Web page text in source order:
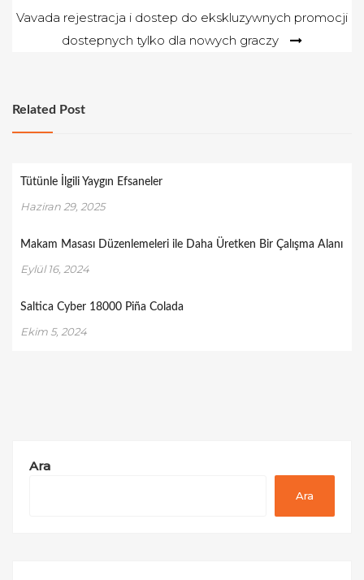
Vavada rejestracja i dostep do ekskluzywnych promocji
dostepnych tylko dla nowych graczy
Related Post
Tütünle İlgili Yaygın Efsaneler
Haziran 29, 2025
Makam Masası Düzenlemeleri ile Daha Üretken Bir Çalışma Alanı
Eylül 16, 2024
Saltica Cyber 18000 Piña Colada
Ekim 5, 2024
Ara
Ara